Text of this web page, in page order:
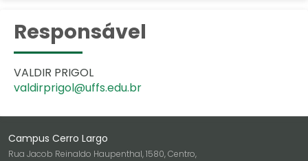
Responsável
VALDIR PRIGOL
valdirprigol@uffs.edu.br
Campus Cerro Largo
Rua Jacob Reinaldo Haupenthal, 1580, Centro,